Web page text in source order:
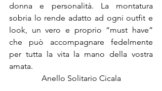
donna e personalità. La montatura
sobria lo rende adatto ad ogni outfit e
look, un vero e proprio “must have”
che può accompagnare fedelmente
per tutta la vita la mano della vostra
amata.
Anello Solitario Cicala